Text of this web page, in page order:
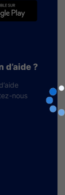
d’aide ?
nous